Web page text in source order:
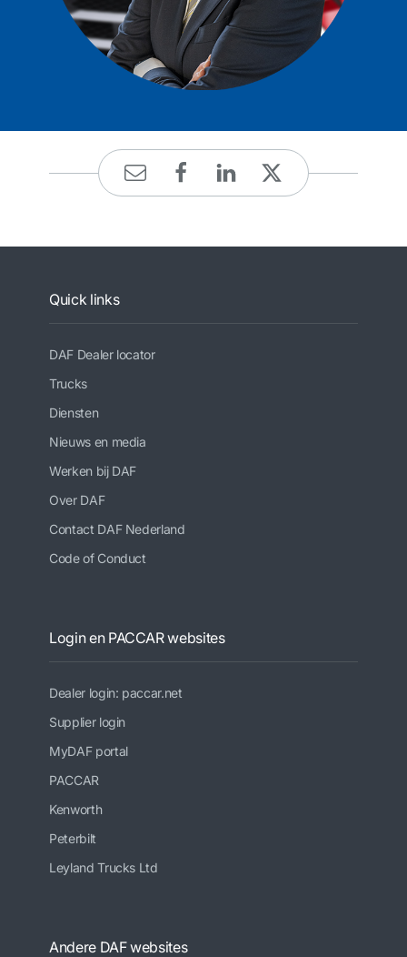
Quick links
DAF Dealer locator
Trucks
Diensten
Nieuws en media
Werken bij DAF
Over DAF
Contact DAF Nederland
Code of Conduct
Login en PACCAR websites
Dealer login: paccar.net
Supplier login
MyDAF portal
PACCAR
Kenworth
Peterbilt
Leyland Trucks Ltd
Andere DAF websites